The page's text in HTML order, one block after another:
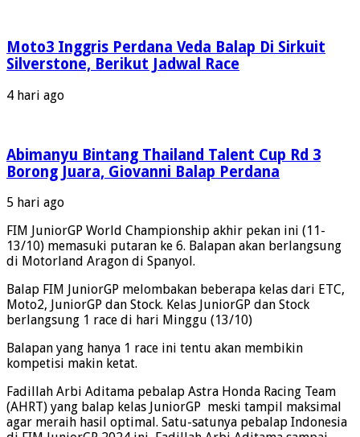
Moto3 Inggris Perdana Veda Balap Di Sirkuit
Silverstone, Berikut Jadwal Race
4 hari ago
Abimanyu Bintang Thailand Talent Cup Rd 3
Borong Juara, Giovanni Balap Perdana
5 hari ago
FIM JuniorGP World Championship akhir pekan ini (11-
13/10) memasuki putaran ke 6. Balapan akan berlangsung
di Motorland Aragon di Spanyol.
Balap FIM JuniorGP melombakan beberapa kelas dari ETC,
Moto2, JuniorGP dan Stock. Kelas JuniorGP dan Stock
berlangsung 1 race di hari Minggu (13/10)
Balapan yang hanya 1 race ini tentu akan membikin
kompetisi makin ketat.
Fadillah Arbi Aditama pebalap Astra Honda Racing Team
(AHRT) yang balap kelas JuniorGP meski tampil maksimal
agar meraih hasil optimal. Satu-satunya pebalap Indonesia